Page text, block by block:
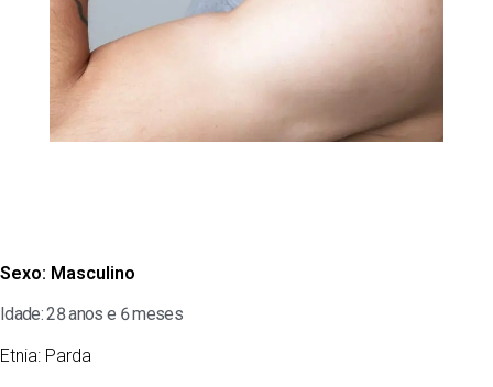
Sexo: Masculino
Idade: 28 anos e 6 meses
Etnia: Parda